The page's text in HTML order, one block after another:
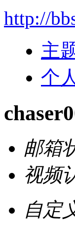
http://
主
个
邮箱
视频
自定